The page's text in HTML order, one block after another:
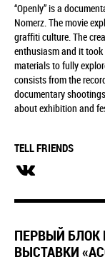
“Openly” is a
Nomerz. The movie
graffiti culture. The
enthusiasm and it
materials to fully
consists from the
documentary
about exhibition and
TELL FRIENDS
ПЕРВЫЙ БЛОК
ВЫСТАВКИ